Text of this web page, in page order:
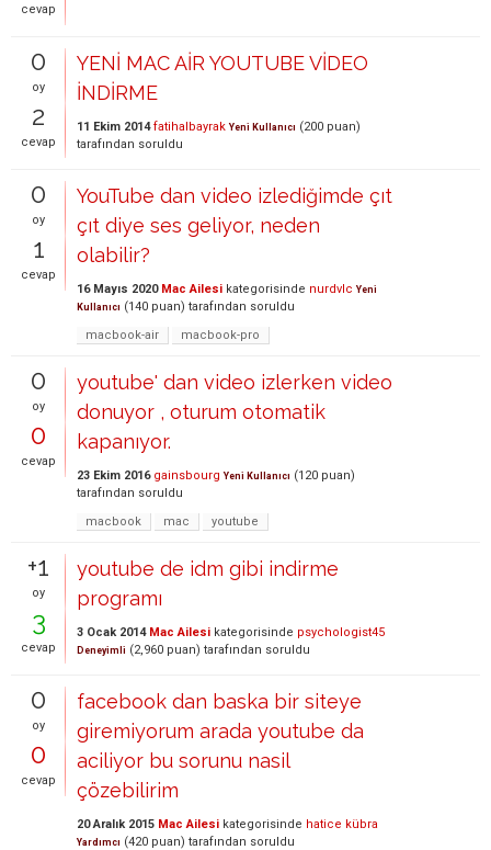
cevap
0
oy
2
cevap
YENİ MAC AİR YOUTUBE VİDEO
İNDİRME
11 Ekim 2014 fatihalbayrak Yeni Kullanıcı (200 puan)
tarafından soruldu
0
oy
1
cevap
YouTube dan video izlediğimde çıt
çıt diye ses geliyor, neden
olabilir?
16 Mayıs 2020 Mac Ailesi kategorisinde nurdvlc Yeni
Kullanıcı (140 puan) tarafından soruldu
macbook-air
macbook-pro
0
oy
0
cevap
youtube' dan video izlerken video
donuyor , oturum otomatik
kapanıyor.
23 Ekim 2016 gainsbourg Yeni Kullanıcı (120 puan)
tarafından soruldu
macbook
mac youtube
+1
oy
3
cevap
youtube de idm gibi indirme
programı
3 Ocak 2014 Mac Ailesi kategorisinde psychologist45
Deneyimli (2,960 puan) tarafından soruldu
0
oy
0
cevap
facebook dan baska bir siteye
giremiyorum arada youtube da
aciliyor bu sorunu nasil
çözebilirim
20 Aralık 2015 Mac Ailesi kategorisinde hatice kübra
Yardımcı (420 puan) tarafından soruldu